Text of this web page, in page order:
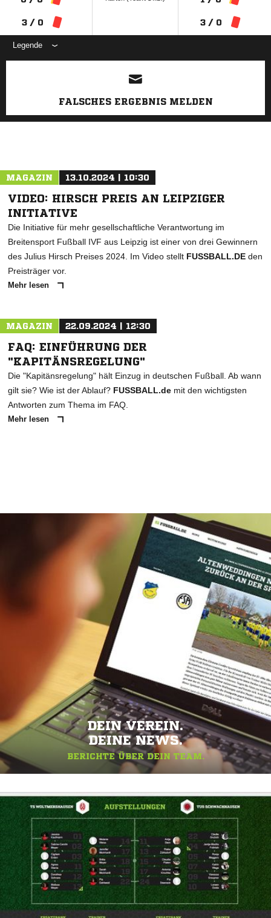
3 / 0 3 / 0
Legende
ANZEIGE
FALSCHES ERGEBNIS MELDEN
MAGAZIN 13.10.2024 | 10:30
VIDEO: HIRSCH PREIS AN LEIPZIGER
INITIATIVE
Die Initiative für mehr gesellschaftliche Verantwortung im
Breitensport Fußball IVF aus Leipzig ist einer von drei Gewinnern
des Julius Hirsch Preises 2024. Im Video stellt FUSSBALL.DE den
Preisträger vor.
Mehr lesen
MAGAZIN 22.09.2024 | 12:30
FAQ: EINFÜHRUNG DER
"KAPITÄNSREGELUNG"
Die "Kapitänsregelung" hält Einzug in deutschen Fußball. Ab wann
gilt sie? Wie ist der Ablauf? FUSSBALL.de mit den wichtigsten
Antworten zum Thema im FAQ.
Mehr lesen
DEIN VEREIN.
DEINE NEWS.
BERICHTE ÜBER DEIN TEAM.